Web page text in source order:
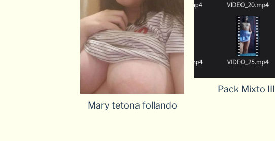
Mary tetona follando
Pack Mixto III